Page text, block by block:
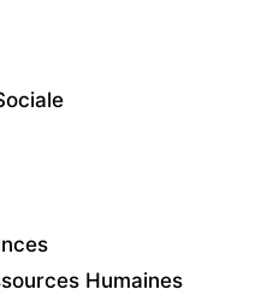
Humaines